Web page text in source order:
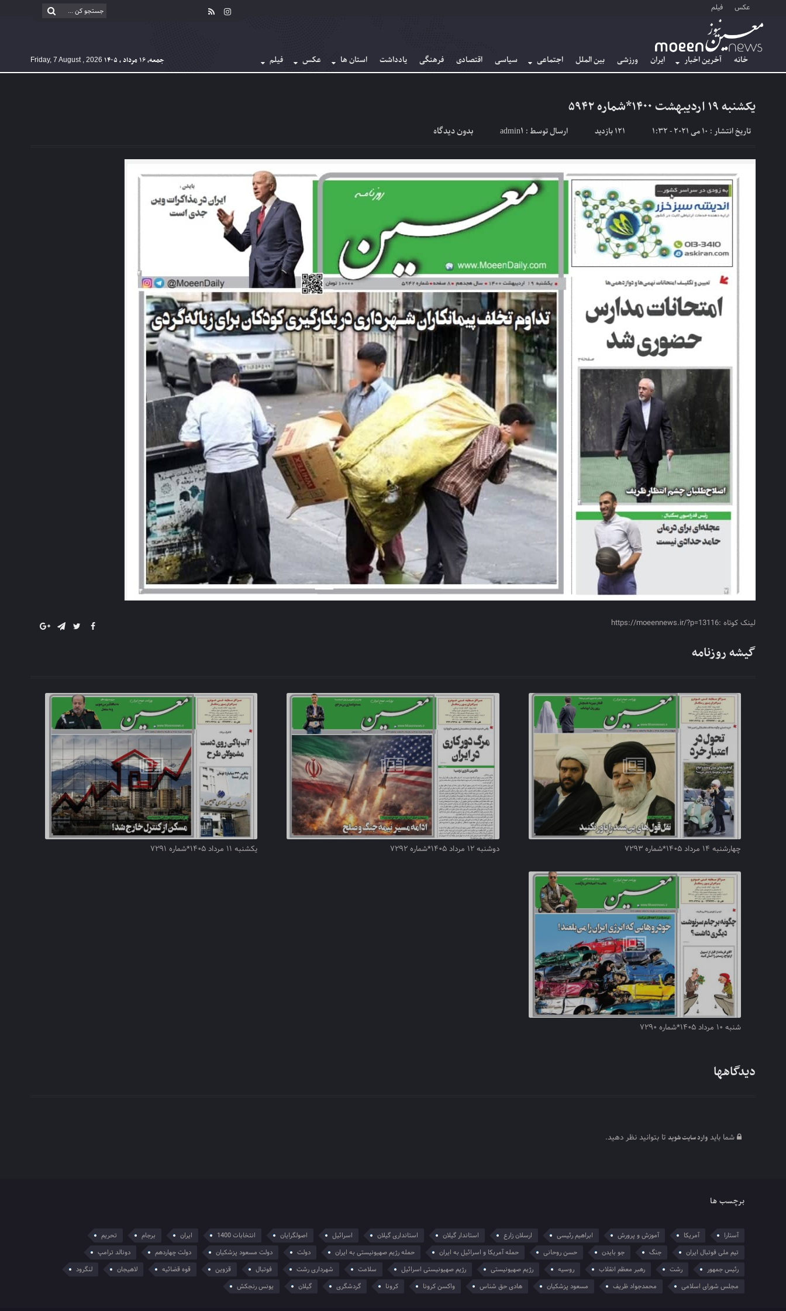
عکس فیلم
خانه آخرین اخبار ایران ورزشی بین الملل اجتماعی سیاسی اقتصادی فرهنگی یادداشت استان ها عکس فیلم جمعه, ۱۶ مرداد , ۱۴۰۵ Friday, 7 August , 2026
یکشنبه ۱۹ اردیبهشت ۱۴۰۰*شماره ۵۹۴۲
تاریخ انتشار : 10 می 2021 - 1:32 121 بازدید ارسال توسط : admin1 بدون دیدگاه
لینک کوتاه :https://moeennews.ir/?p=13116
گیشه روزنامه
چهارشنبه ۱۴ مرداد ۱۴۰۵*شماره ۷۲۹۳ دوشنبه ۱۲ مرداد ۱۴۰۵*شماره ۷۲۹۲ یکشنبه ۱۱ مرداد ۱۴۰۵*شماره ۷۲۹۱
شنبه ۱۰ مرداد ۱۴۰۵*شماره ۷۲۹۰
دیدگاهها
شما باید وارد سایت شوید تا بتوانید نظر دهید.
برچسب ها
آستارا آمریکا آموزش و پرورش ابراهیم رئیسی ارسلان زارع استاندار گیلان استانداری گیلان اسرائیل اصولگرایان انتخابات 1400 ایران برجام
تحریم
تیم ملی فوتبال ایران
جنگ جو بایدن حسن روحانی حمله آمریکا و اسرائیل به ایران حمله رژیم صهیونیستی به ایران دولت دولت مسعود پزشکیان دولت چهاردهم
دونالد ترامپ
رئیس جمهور
رشت رهبر معظم انقلاب روسیه رژیم صهیونیستی رژیم صهیونیستی اسرائیل سلامت شهرداری رشت فوتبال قزوین قوه قضائیه لاهیجان
لنگرود
مجلس شورای اسلامی
محمدجواد ظریف مسعود پزشکیان هادی حق شناس واکسن کرونا کرونا گردشگری گیلان یونس رنجکش